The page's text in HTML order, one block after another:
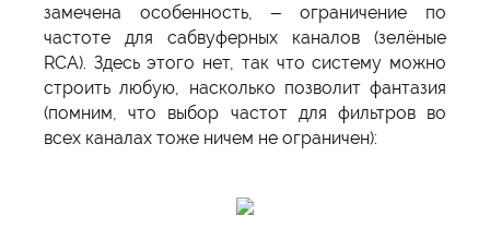
замечена особенность, – ограничение по
частоте для сабвуферных каналов (зелёные
RCA). Здесь этого нет, так что систему можно
строить любую, насколько позволит фантазия
(помним, что выбор частот для фильтров во
всех каналах тоже ничем не ограничен):